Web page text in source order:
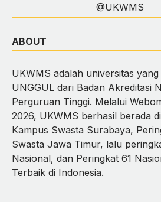
@UKWMS
ABOUT
UKWMS adalah universitas
UNGGUL dari Badan Akreditasi
Perguruan Tinggi. Melalui
2026, UKWMS berhasil berada
Kampus Swasta Surabaya,
Swasta Jawa Timur, lalu
Nasional, dan Peringkat 61
Terbaik di Indonesia.